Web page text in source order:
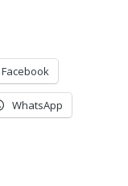
Facebook
WhatsApp